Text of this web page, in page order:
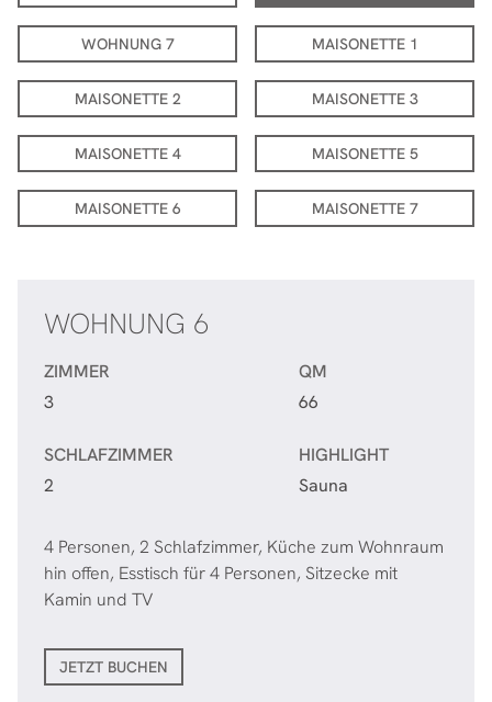
WOHNUNG 7 MAISONETTE 1
MAISONETTE 2 MAISONETTE 3
MAISONETTE 4 MAISONETTE 5
MAISONETTE 6 MAISONETTE 7
WOHNUNG 6
ZIMMER
3
QM
66
SCHLAFZIMMER
2
HIGHLIGHT
Sauna
4 Personen, 2 Schlafzimmer, Küche zum Wohnraum
hin offen, Esstisch für 4 Personen, Sitzecke mit
Kamin und TV
JETZT BUCHEN